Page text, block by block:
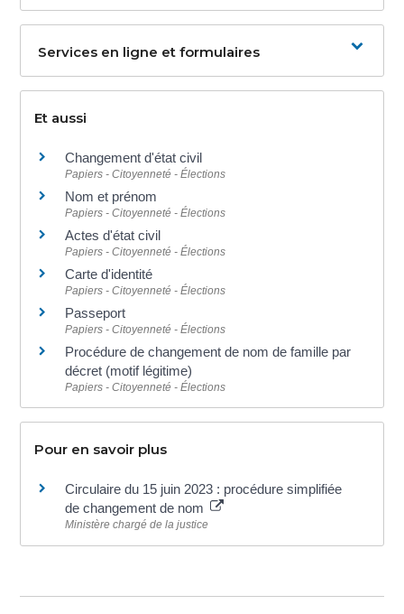
Services en ligne et formulaires
Et aussi
Changement d'état civil
Papiers - Citoyenneté - Élections
Nom et prénom
Papiers - Citoyenneté - Élections
Actes d'état civil
Papiers - Citoyenneté - Élections
Carte d'identité
Papiers - Citoyenneté - Élections
Passeport
Papiers - Citoyenneté - Élections
Procédure de changement de nom de famille par
décret (motif légitime)
Papiers - Citoyenneté - Élections
Pour en savoir plus
Circulaire du 15 juin 2023 : procédure simplifiée
de changement de nom
Ministère chargé de la justice